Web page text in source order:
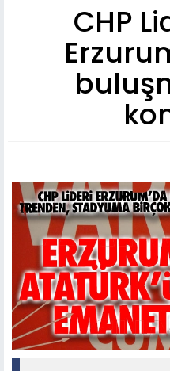
CHP